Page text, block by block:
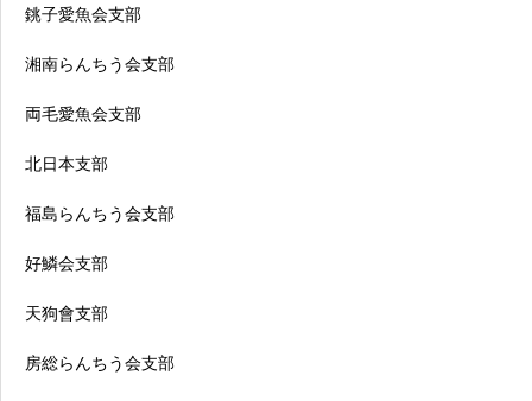
銚子愛魚会支部
湘南らんちう会支部
両毛愛魚会支部
北日本支部
福島らんちう会支部
好鱗会支部
天狗會支部
房総らんちう会支部